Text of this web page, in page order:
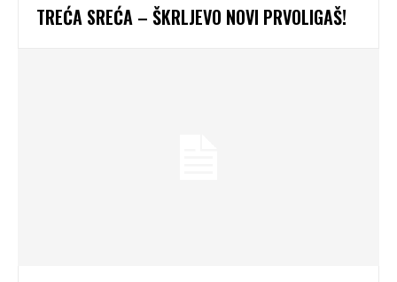
TREĆA SREĆA – ŠKRLJEVO NOVI PRVOLIGAŠ!